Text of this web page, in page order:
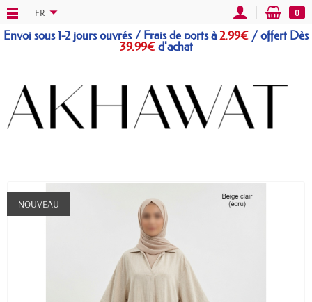
Envoi sous 1-2 jours ouvrés / Frais de ports à 2,99€ /offert Dès
39,99€d'achat
FR 0
NOUVEAU